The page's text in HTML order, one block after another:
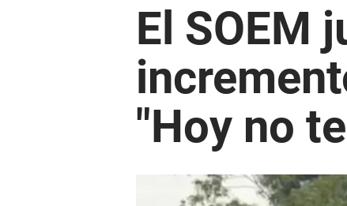
El SOEM
"Hoy no